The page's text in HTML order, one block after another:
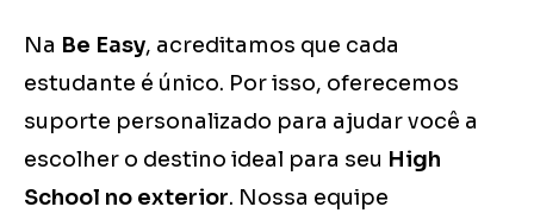
Na Be Easy, acreditamos que cada
estudante é único. Por isso, oferecemos
suporte personalizado para ajudar você a
escolher o destino ideal para seu High
School no exterior. Nossa equipe